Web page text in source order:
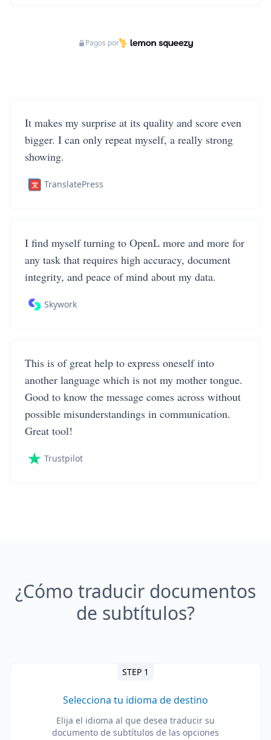
Pagos por
It makes my surprise at its quality and score even
bigger. I can only repeat myself, a really strong
showing.
TranslatePress
I find myself turning to OpenL more and more for
any task that requires high accuracy, document
integrity, and peace of mind about my data.
Skywork
This is of great help to express oneself into
another language which is not my mother tongue.
Good to know the message comes across without
possible misunderstandings in communication.
Great tool!
Trustpilot
¿Cómo traducir documentos
de subtítulos?
STEP 1
Selecciona tu idioma de destino
Elija el idioma al que desea traducir su
documento de subtítulos de las opciones